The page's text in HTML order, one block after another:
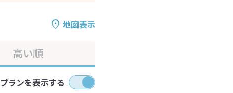
地図表示
高い順
プランを表示する